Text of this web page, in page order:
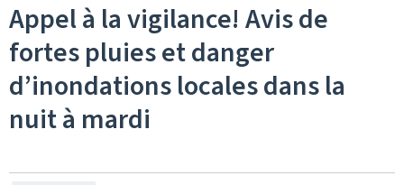
Appel à la vigilance! Avis de
fortes pluies et danger
d’inondations locales dans la
nuit à mardi